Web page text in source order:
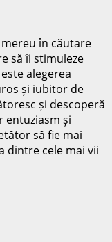
în căutare
să îi stimuleze
alegerea
și iubitor de
și descoperă
entuziasm și
să fie mai
dintre cele mai vii